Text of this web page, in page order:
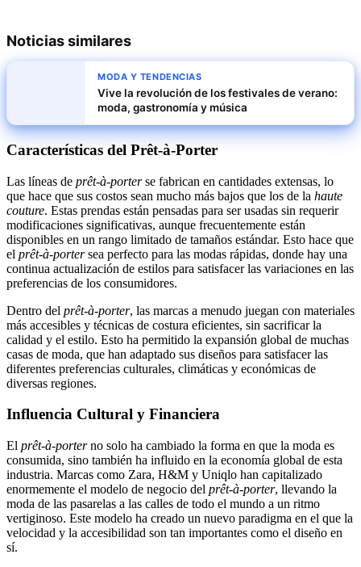
Noticias similares
MODA Y TENDENCIAS
Vive la revolución de los festivales de verano:
moda, gastronomía y música
Características del Prêt-à-Porter
Las líneas de prêt-à-porterse fabrican en cantidades extensas, lo
que hace que sus costos sean mucho más bajos que los de la haute
couture. Estas prendas están pensadas para ser usadas sin requerir
modificaciones significativas, aunque frecuentemente están
disponibles en un rango limitado de tamaños estándar. Esto hace que
el prêt-à-portersea perfecto para las modas rápidas, donde hay una
continua actualización de estilos para satisfacer las variaciones en las
preferencias de los consumidores.
Dentro del prêt-à-porter, las marcas a menudo juegan con materiales
más accesibles y técnicas de costura eficientes, sin sacrificar la
calidad y el estilo. Esto ha permitido la expansión global de muchas
casas de moda, que han adaptado sus diseños para satisfacer las
diferentes preferencias culturales, climáticas y económicas de
diversas regiones.
Influencia Cultural y Financiera
El prêt-à-porterno solo ha cambiado la forma en que la moda es
consumida, sino también ha influido en la economía global de esta
industria. Marcas como Zara, H&M y Uniqlo han capitalizado
enormemente el modelo de negocio del prêt-à-porter, llevando la
moda de las pasarelas a las calles de todo el mundo a un ritmo
vertiginoso. Este modelo ha creado un nuevo paradigma en el que la
velocidad y la accesibilidad son tan importantes como el diseño en
sí.